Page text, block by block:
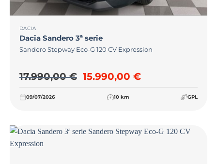
DACIA
Dacia Sandero 3ª serie
Sandero Stepway Eco-G 120 CV Expression
17.990,00€ Il prezzo originale era:
15.990,00 €Il prezzo
09/07/2026 10 km GPL